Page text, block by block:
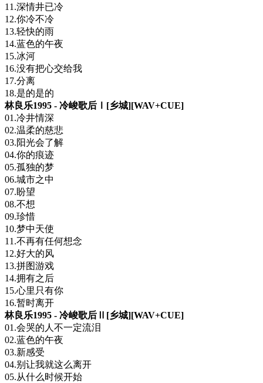
11.深情井已冷
12.你冷不冷
13.轻快的雨
14.蓝色的午夜
15.冰河
16.没有把心交给我
17.分离
18.是的是的
林良乐1995 - 冷峻歌后Ⅰ[乡城][WAV+CUE]
01.冷井情深
02.温柔的慈悲
03.阳光会了解
04.你的痕迹
05.孤独的梦
06.城市之中
07.盼望
08.不想
09.珍惜
10.梦中天使
11.不再有任何想念
12.好大的风
13.拼图游戏
14.拥有之后
15.心里只有你
16.暂时离开
林良乐1995 - 冷峻歌后Ⅱ[乡城][WAV+CUE]
01.会哭的人不一定流泪
02.蓝色的午夜
03.新感受
04.别让我就这么离开
05.从什么时候开始